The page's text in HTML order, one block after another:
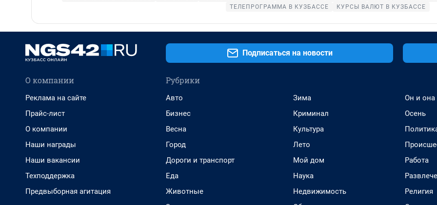
ТЕЛЕПРОГРАММА В КУЗБАССЕ
КУРСЫ ВАЛЮТ В КУЗБАССЕ
Подписаться на новости
О компании
Реклама на сайте
Прайс-лист
О компании
Наши награды
Наши вакансии
Техподдержка
Предвыборная агитация
Рубрики
Авто
Бизнес
Весна
Город
Дороги и транспорт
Еда
Животные
Зима
Криминал
Культура
Лето
Мой дом
Наука
Недвижимость
Он и она
Осень
Работа
Религия